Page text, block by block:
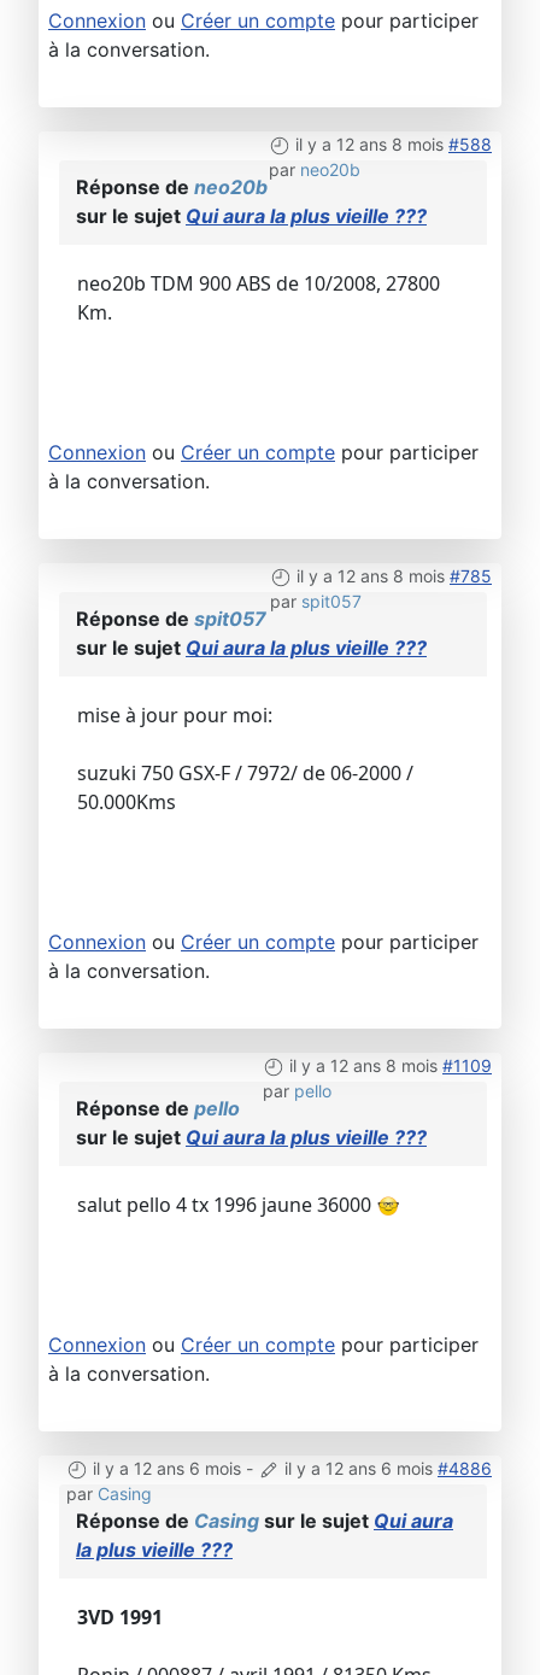
Connexion ou Créer un compte pour participer
à la conversation.
il y a 12 ans 8 mois #588
par neo20b
Réponse de neo20b
sur le sujet Qui aura la plus vieille ???
neo20b TDM 900 ABS de 10/2008, 27800
Km.
Connexion ou Créer un compte pour participer
à la conversation.
il y a 12 ans 8 mois #785
par spit057
Réponse de spit057
sur le sujet Qui aura la plus vieille ???
mise à jour pour moi:
suzuki 750 GSX-F / 7972/ de 06-2000 /
50.000Kms
Connexion ou Créer un compte pour participer
à la conversation.
il y a 12 ans 8 mois #1109
par pello
Réponse de pello
sur le sujet Qui aura la plus vieille ???
salut pello 4 tx 1996 jaune 36000
Connexion ou Créer un compte pour participer
à la conversation.
il y a 12 ans 6 mois - il y a 12 ans 6 mois #4886
par Casing
Réponse de Casing sur le sujet Qui aura
la plus vieille ???
3VD 1991